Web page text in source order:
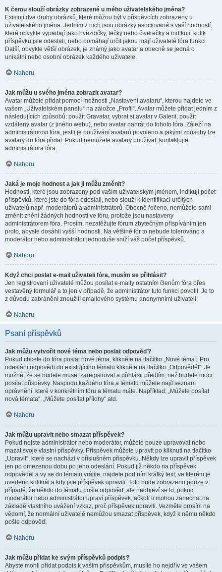
K čemu slouží obrázky zobrazené u mého uživatelského jména?
Existují dva druhy obrázků, které můžou být v příspěvcích zobrazeny u
uživatelského jména. Jedním z nich jsou obrázky asociované s vaší hodností,
které obvykle vypadají jako hvězdičky, tečky nebo čtverečky a indikují, kolik
příspěvků jste odeslali, nebo pomáhají určit jakou mají uživatelé fóra funkci.
Další, obvykle větší obrázek, je známý jako avatar a obecně se jedná o
unikátní nebo osobní obrázek každého uživatele.
Nahoru
Jak můžu u svého jména zobrazit avatar?
Avatar můžete přidat pomocí možnosti „Nastavení avataru“, kterou najdete ve
vašem „Uživatelském panelu“ na záložce „Profil“. Avatar můžete přidat jedním z
následujících způsobů: použít Gravatar, vybrat si avatar v Galerii, použít
vzdálený avatar (z jiného webu), nebo avatar nahrát do tohoto fóra. Záleží na
administrátorovi fóra, jestli je používání avatarů povoleno a jakými způsoby lze
avatary do fóra přidat. Pokud nemůžete avatary používat, kontaktujte
administrátora fóra.
Nahoru
Jaká je moje hodnost a jak ji můžu změnit?
Hodnosti, které jsou zobrazeny pod vaším uživatelským jménem, indikují počet
příspěvků, které jste do fóra odeslali, nebo slouží k identifikaci určitých
uživatelů např. moderátorů a administrátorů. Obecně řečeno, nemůžete sami
změnit znění žádných hodností ve fóru, protože jsou nastaveny
administrátorem fóra. Prosím, nezatěžujte fórum zbytečným přispíváním jen
proto, abyste dosáhli vyšší hodnosti. Na většině fór to nebude tolerováno a
moderátor nebo administrátor jednoduše sníží váš počet příspěvků.
Nahoru
Když chci poslat e-mail uživateli fóra, musím se přihlásit?
Jen registrovaní uživatelé můžou posílat e-maily ostatním členům fóra přes
vestavěný formulář a to jen v případě, že administrátor tuto funkci povolil. Je to
z důvodu zabránění zneužití emailového systému anonymními uživateli.
Nahoru
Psaní příspěvků
Jak můžu vytvořit nové téma nebo poslat odpověď?
Pokud chcete do fóra poslat nové téma, klikněte na tlačítko „Nové téma“. Pro
odeslání odpovědi do existujícího tématu klikněte na tlačítko „Odpovědět“. Je
možné, že se budete muset zaregistrovat a přihlásit předtím, než budete moci
posílat příspěvky. Naspodu každého fóra a tématu můžete najít seznam
oprávnění, které v konkrétním fóru a tématu máte. Například: „Můžete posílat
nová témata“, „Můžete posílat přílohy“ atd.
Nahoru
Jak můžu upravit nebo smazat příspěvek?
Pokud nejste administrátor nebo moderátor, můžete pouze upravovat nebo
mazat svoje vlastní příspěvky. Příspěvek můžete upravit po kliknutí na tlačítko
„Upravit“, které se nachází v příslušném příspěvku. Někdy lze upravit příspěvek
jen po omezenou dobu po jeho odeslání. Pokud již někdo na příspěvek
odpověděl a vy se do tématu vrátíte, najdete pod ním krátký text, ve kterém je
uvedeno kolikrát a kdy jste příspěvek upravili. Toto bude zobrazeno pouze v
případě, že někdo do tématu pošle odpověď, ale neobjeví se to, pokud
moderátor nebo administrátor upraví příspěvek, ačkoli ti mohou zanechat na
základě vlastního uvážení vzkaz, proč příspěvek upravili. Vezměte prosím na
vědomí, že normální uživatelé nemůžou smazat příspěvek, když k němu někdo
pošle odpověď.
Nahoru
Jak můžu přidat ke svým příspěvků podpis?
Abyste mohli přidat podpis k vašim příspěvkům, musíte ho nejdřív ve vašem